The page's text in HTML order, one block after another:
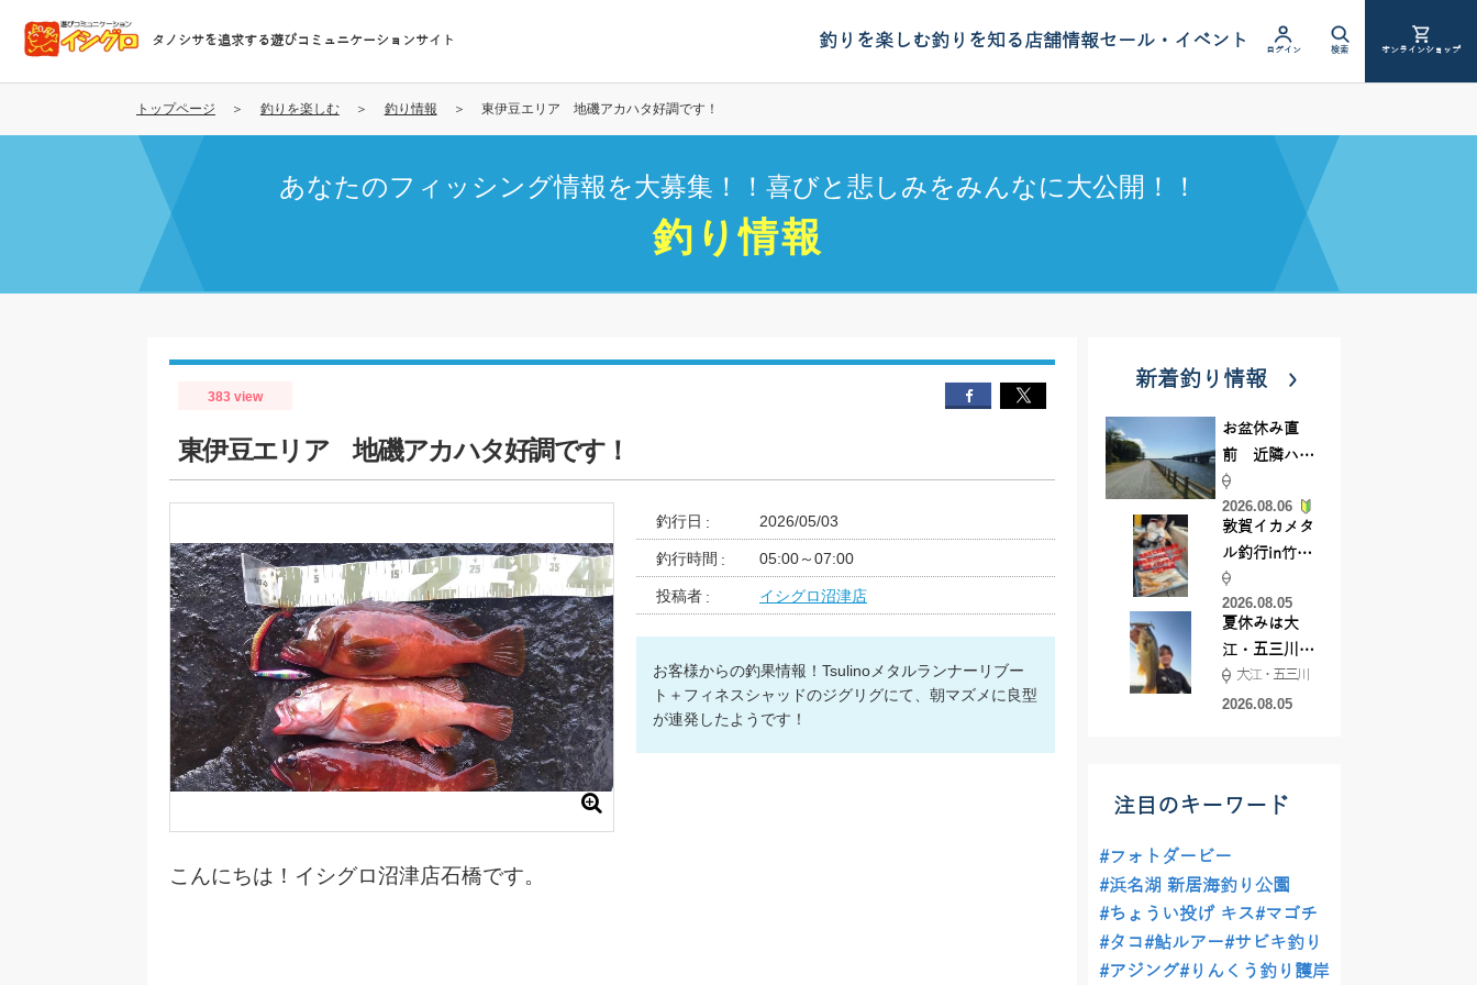
コ
テ
タノシサを追求する遊びコミュニケーションサイト 釣りを楽しむ釣りを知る店舗情報セール・イベント ログイン 検索 オンラインショップ
トップページ 釣りを楽しむ 釣り情報 東伊豆エリア 地磯アカハタ好調です！
あなたのフィッシング情報を大募集！！喜びと悲しみをみんなに大公開！！
釣り情報
383 view
東伊豆エリア 地磯アカハタ好調です！
釣行日 2026/05/03
釣行時間 05:00～07:00
投稿者 イシグロ沼津店
お客様からの釣果情報！Tsulinoメタルランナーリブー
ト＋フィネスシャッドのジグリグにて、朝マズメに良型
が連発したようです！
こんにちは！イシグロ沼津店石橋です。
新着釣り情報
お盆休み直
前 近隣ハゼ
釣り場調査し
てきました
2026.08.06
敦賀イカメタ
ル釣行in竹宝
丸様 釣り方で
釣果が激変！
竿頭を取った
パターンと
は？
2026.08.05
夏休みは大
江・五三川で
バスフィッシ
ング♪
大江・五三川
2026.08.05
注目のキーワード
#フォトダービー
#浜名湖 新居海釣り公園
#ちょうい投げ キス#マゴチ
#タコ#鮎ルアー#サビキ釣り
#アジング#りんくう釣り護岸